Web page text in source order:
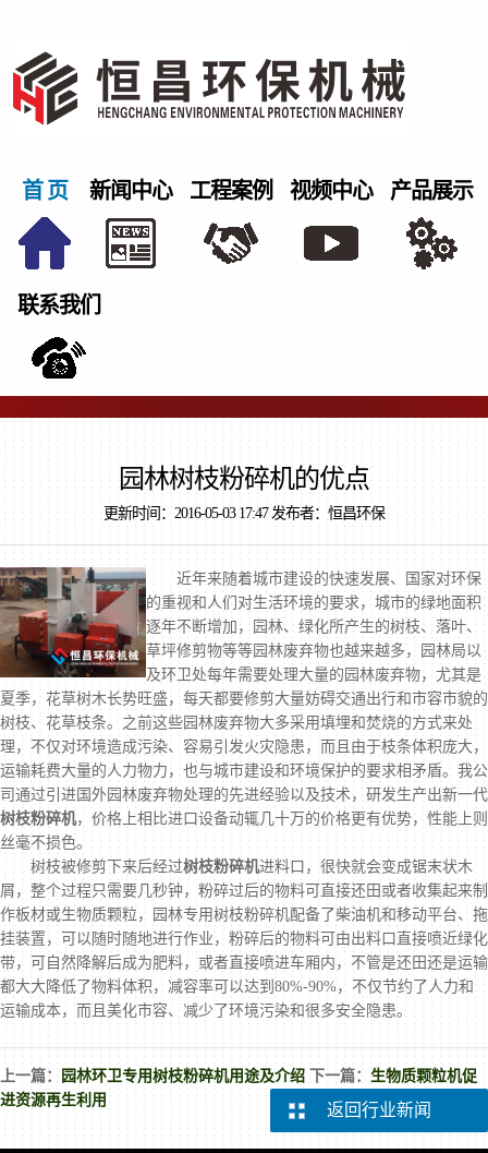
首 页 新闻中心 工程案例 视频中心 产品展示
联系我们
园林树枝粉碎机的优点
更新时间：2016-05-03 17:47 发布者：恒昌环保
近年来随着城市建设的快速发展、国家对环保
的重视和人们对生活环境的要求，城市的绿地面积
逐年不断增加，园林、绿化所产生的树枝、落叶、
草坪修剪物等等园林废弃物也越来越多，园林局以
及环卫处每年需要处理大量的园林废弃物，尤其是
夏季，花草树木长势旺盛，每天都要修剪大量妨碍交通出行和市容市貌的
树枝、花草枝条。之前这些园林废弃物大多采用填埋和焚烧的方式来处
理，不仅对环境造成污染、容易引发火灾隐患，而且由于枝条体积庞大，
运输耗费大量的人力物力，也与城市建设和环境保护的要求相矛盾。我公
司通过引进国外园林废弃物处理的先进经验以及技术，研发生产出新一代
树枝粉碎机，价格上相比进口设备动辄几十万的价格更有优势，性能上则
丝毫不损色。
树枝被修剪下来后经过树枝粉碎机进料口，很快就会变成锯末状木
屑，整个过程只需要几秒钟，粉碎过后的物料可直接还田或者收集起来制
作板材或生物质颗粒，园林专用树枝粉碎机配备了柴油机和移动平台、拖
挂装置，可以随时随地进行作业，粉碎后的物料可由出料口直接喷近绿化
带，可自然降解后成为肥料，或者直接喷进车厢内，不管是还田还是运输
都大大降低了物料体积，减容率可以达到80%-90%，不仅节约了人力和
运输成本，而且美化市容、减少了环境污染和很多安全隐患。
上一篇： 园林环卫专用树枝粉碎机用途及介绍 下一篇： 生物质颗粒机促
进资源再生利用
返回行业新闻